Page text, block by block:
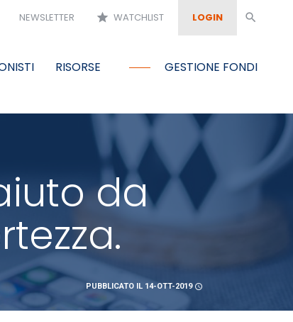
NEWSLETTER star WATCHLIST LOGIN search
RISORSE GESTIONE FONDI
da
PUBBLICATO IL 14-OTT-2019 schedule